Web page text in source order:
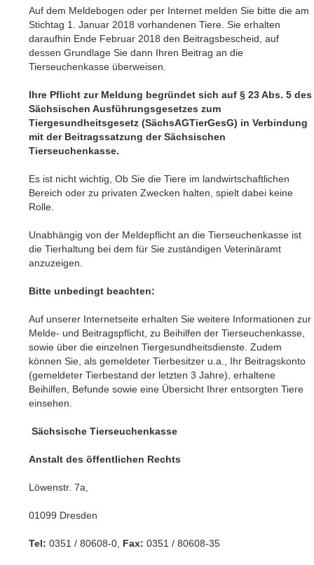
Auf dem Meldebogen oder per Internet melden Sie bitte die am
Stichtag 1. Januar 2018 vorhandenen Tiere. Sie erhalten
daraufhin Ende Februar 2018 den Beitragsbescheid, auf
dessen Grundlage Sie dann Ihren Beitrag an die
Tierseuchenkasse überweisen.
Ihre Pflicht zur Meldung begründet sich auf § 23 Abs. 5 des
Sächsischen Ausführungsgesetzes zum
Tiergesundheitsgesetz (SächsAGTierGesG) in Verbindung
mit der Beitragssatzung der Sächsischen
Tierseuchenkasse.
Es ist nicht wichtig, Ob Sie die Tiere im landwirtschaftlichen
Bereich oder zu privaten Zwecken halten, spielt dabei keine
Rolle.
Unabhängig von der Meldepflicht an die Tierseuchenkasse ist
die Tierhaltung bei dem für Sie zuständigen Veterinäramt
anzuzeigen.
Bitte unbedingt beachten:
Auf unserer Internetseite erhalten Sie weitere Informationen zur
Melde- und Beitragspflicht, zu Beihilfen der Tierseuchenkasse,
sowie über die einzelnen Tiergesundheitsdienste. Zudem
können Sie, als gemeldeter Tierbesitzer u.a., Ihr Beitragskonto
(gemeldeter Tierbestand der letzten 3 Jahre), erhaltene
Beihilfen, Befunde sowie eine Übersicht Ihrer entsorgten Tiere
einsehen.
Sächsische Tierseuchenkasse
Anstalt des öffentlichen Rechts
Löwenstr. 7a,
01099 Dresden
Tel: 0351 / 80608-0, Fax: 0351 / 80608-35